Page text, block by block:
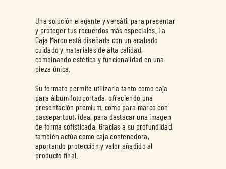
Una solución elegante y versátil para presentar
y proteger tus recuerdos más especiales. La
Caja Marco está diseñada con un acabado
cuidado y materiales de alta calidad,
combinando estética y funcionalidad en una
pieza única.
Su formato permite utilizarla tanto como caja
para álbum fotoportada, ofreciendo una
presentación premium, como para marco con
passepartout, ideal para destacar una imagen
de forma sofisticada. Gracias a su profundidad,
también actúa como caja contenedora,
aportando protección y valor añadido al
producto final.